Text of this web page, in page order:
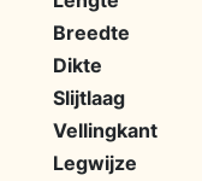
Breedte
Dikte
Slijtlaag
Vellingkant
Legwijze